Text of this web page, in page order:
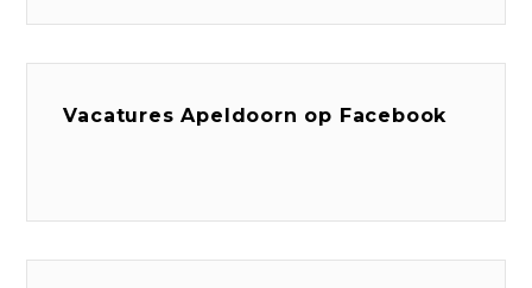
Vacatures Apeldoorn op Facebook